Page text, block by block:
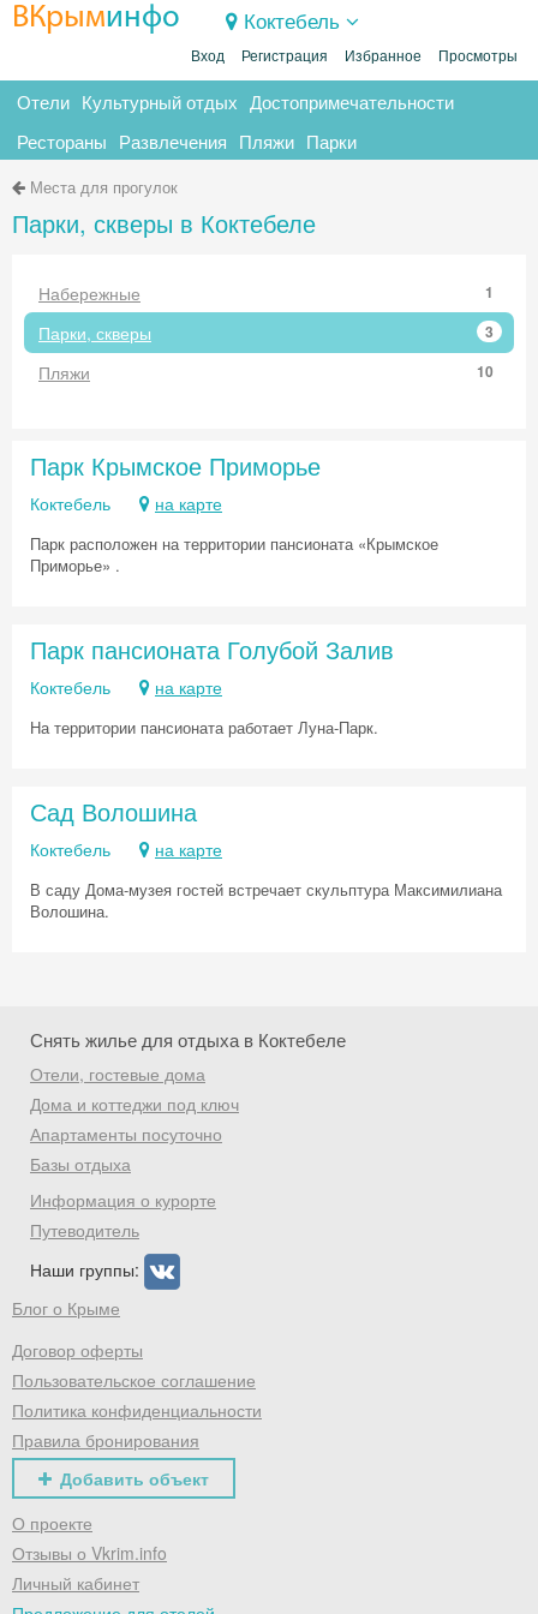
ВКрыминфо Коктебель
Вход Регистрация Избранное Просмотры
Отели Культурный отдых Достопримечательности
Рестораны Развлечения Пляжи Парки
Места для прогулок
Парки, скверы в Коктебеле
Набережные 1
Парки, скверы 3
Пляжи 10
Парк Крымское Приморье
Коктебель на карте
Парк расположен на территории пансионата «Крымское
Приморье» .
Парк пансионата Голубой Залив
Коктебель на карте
На территории пансионата работает Луна-Парк.
Сад Волошина
Коктебель на карте
В саду Дома-музея гостей встречает скульптура Максимилиана
Волошина.
Снять жилье для отдыха в Коктебеле
Отели, гостевые дома
Дома и коттеджи под ключ
Апартаменты посуточно
Базы отдыха
Информация о курорте
Путеводитель
Наши группы:
Блог о Крыме
Договор оферты
Пользовательское соглашение
Политика конфиденциальности
Правила бронирования
Добавить объект
О проекте
Отзывы о Vkrim.info
Личный кабинет
Скидка −5%
Хочешь дешевле? Оставь почту и получи
промокод на первое бронирование!